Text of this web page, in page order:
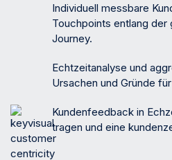
Individuell messbare
Touchpoints entlang
Journey.
Echtzeitanalyse und
Ursachen und Gründe
Kundenfeedback in
tragen und eine